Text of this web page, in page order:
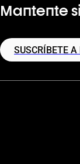
Mantente
SUSCRÍBETE